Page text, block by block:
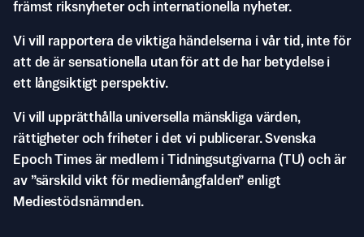
främst riksnyheter och internationella nyheter.
Vi vill rapportera de viktiga händelserna i vår tid, inte för
att de är sensationella utan för att de har betydelse i
ett långsiktigt perspektiv.
Vi vill upprätthålla universella mänskliga värden,
rättigheter och friheter i det vi publicerar. Svenska
Epoch Times är medlem i Tidningsutgivarna (TU) och är
av ”särskild vikt för mediemångfalden” enligt
Mediestödsnämnden.